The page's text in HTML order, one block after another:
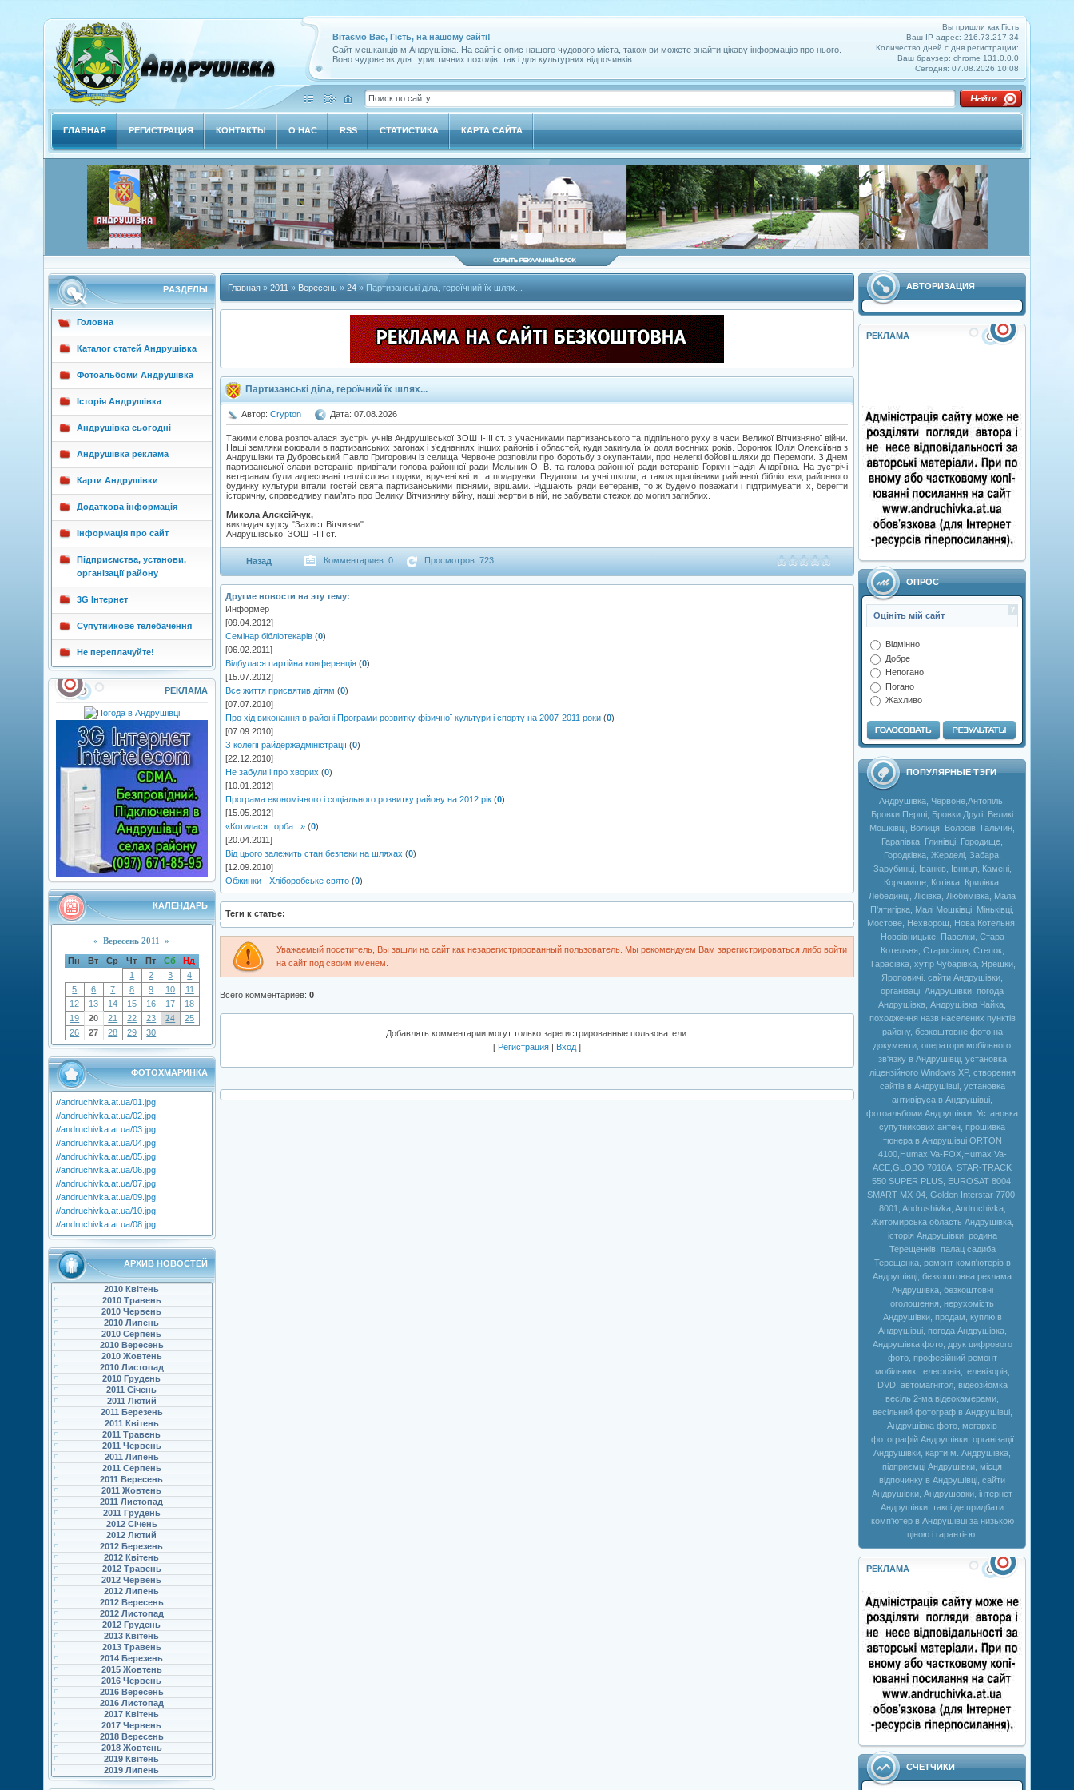
Вы пришли как Гість
Ваш IP адрес: 216.73.217.34
Количество дней с дня регистрации:
Ваш браузер: chrome 131.0.0.0
Сегодня: 07.08.2026 10:08
Вітаємо Вас, Гість, на нашому сайті!
Сайт мешканців м.Андрушівка. На сайті є опис нашого чудового міста, також ви можете знайти цікаву інформацію про нього.
Воно чудове як для туристичних походів, так і для культурних відпочинків.
ГЛАВНАЯ РЕГИСТРАЦИЯ КОНТАКТЫ О НАС RSS СТАТИСТИКА КАРТА САЙТА
РAЗДЕЛЫ
Головна
Каталог статей Андрушівка
Фотоальбоми Андрушівка
Історія Андрушівка
Андрушівка сьогодні
Андрушівка реклама
Карти Андрушівки
Додаткова інформація
Інформація про сайт
Підприємства, установи,
організації району
3G Інтернет
Супутникове телебачення
Не переплачуйте!
РЕКЛАМА
КАЛЕНДАРЬ
« Вересень 2011 »
Пн Вт Ср Чт Пт Сб
Нд
1
2 3
4
5
6 7 8 9 10
11
12
13 14 15 16 17
18
19
20 21 22 23 24
25
26
27 28 29 30
ФОТОХМАРИНКА
//andruchivka.at.ua/01.jpg
//andruchivka.at.ua/02.jpg
//andruchivka.at.ua/03.jpg
//andruchivka.at.ua/04.jpg
//andruchivka.at.ua/05.jpg
//andruchivka.at.ua/06.jpg
//andruchivka.at.ua/07.jpg
//andruchivka.at.ua/09.jpg
//andruchivka.at.ua/10.jpg
//andruchivka.at.ua/08.jpg
АРХИВ НОВОСТЕЙ
2010 Квітень
2010 Травень
2010 Червень
2010 Липень
2010 Серпень
2010 Вересень
2010 Жовтень
2010 Листопад
2010 Грудень
2011 Січень
2011 Лютий
2011 Березень
2011 Квітень
2011 Травень
2011 Червень
2011 Липень
2011 Серпень
2011 Вересень
2011 Жовтень
2011 Листопад
2011 Грудень
2012 Січень
2012 Лютий
2012 Березень
2012 Квітень
2012 Травень
2012 Червень
2012 Липень
2012 Вересень
2012 Листопад
2012 Грудень
2013 Квітень
2013 Травень
2014 Березень
2015 Жовтень
2016 Червень
2016 Вересень
2016 Листопад
2017 Квітень
2017 Червень
2018 Вересень
2018 Жовтень
2019 Квітень
2019 Липень
АВТОРИЗАЦИЯ
РЕКЛАМА
ОПРОС
Оцініть мій сайт
Відмінно
Добре
Непогано
Погано
Жахливо
ПОПУЛЯРНЫЕ ТЭГИ
Андрушівка, Червоне,Антопіль,
Бровки Перші, Бровки Другі, Великі
Мошківці, Волиця, Волосів, Гальчин,
Гарапівка, Глинівці, Городище,
Городківка, Жерделі, Забара,
Зарубинці, Іванків, Івниця, Камені,
Корчмище, Котівка, Крилівка,
Лебединці, Лісівка, Любимівка, Мала
П'ятигірка, Малі Мошківці, Міньківці,
Мостове, Нехворощ, Нова Котельня,
Новоівницьке, Павелки, Стара
Котельня, Старосілля, Степок,
Тарасівка, хутір Чубарівка, Ярешки,
Яроповичі. сайти Андрушівки,
організації Андрушівки, погода
Андрушівка, Андрушівка Чайка,
походження назв населених пунктів
району, безкоштовне фото на
документи, оператори мобільного
зв'язку в Андрушівці, установка
ліцензійного Windows XP, створення
сайтів в Андрушівці, установка
антивіруса в Андрушівці,
фотоальбоми Андрушівки, Установка
супутникових антен, прошивка
тюнера в Андрушівці ORTON
4100,Humax Va-FOX,Нumax Va-
ACE,GLOBO 7010A, STAR-TRACK
550 SUPER PLUS, EUROSAT 8004,
SMART MX-04, Golden Interstar 7700-
8001, Andrushivka, Andruchivka,
Житомирська область Андрушівка,
історія Андрушівки, родина
Терещенків, палац садиба
Терещенка, ремонт комп'ютерів в
Андрушівці, безкоштовна реклама
Андрушівка, безкоштовні
оголошення, нерухомість
Андрушівки, продам, куплю в
Андрушівці, погода Андрушівка,
Андрушівка фото, друк цифрового
фото, професійний ремонт
мобільних телефонів,телевізорів,
DVD, автомагнітол, відеозйомка
весіль 2-ма відеокамерами,
весільний фотограф в Андрушівці,
Андрушівка фото, мегархів
фотографій Андрушівки, організації
Андрушівки, карти м. Андрушівка,
підприємці Андрушівки, місця
відпочинку в Андрушівці, сайти
Андрушівки, Андрушовки, інтернет
Андрушівки, таксі,де придбати
комп'ютер в Андрушівці за низькою
ціною і гарантією.
РЕКЛАМА
СЧЕТЧИКИ
Главная» 2011 » Вересень » 24» Партизанські діла, героїчний їх шлях...
Партизанські діла, героїчний їх шлях...
Автор: Crypton Дата: 07.08.2026
Такими слова розпочалася зустріч учнів Андрушівської ЗОШ І-ІІІ ст. з учасниками партизанського та підпільного руху в часи Великої Вітчизняної війни.
Наші земляки воювали в партизанських загонах і з’єднаннях інших районів і областей, куди закинула їх доля воєнних років. Воронюк Юлія Олексіївна з
Андрушівки та Дубровський Павло Григорович із селища Червоне розповіли про боротьбу з окупантами, про нелегкі бойові шляхи до Перемоги. З Днем
партизанської слави ветеранів привітали голова районної ради Мельник О. В. та голова районної ради ветеранів Горкун Надія Андріївна. На зустрічі
ветеранам були адресовані теплі слова подяки, вручені квіти та подарунки. Педагоги та учні школи, а також працівники районної бібліотеки, районного
будинку культури вітали гостей свята партизанськими піснями, віршами. Рідшають ряди ветеранів, то ж будемо поважати і підтримувати їх, берегти
історичну, справедливу пам’ять про Велику Вітчизняну війну, наші жертви в ній, не забувати стежок до могил загиблих.
Микола Алєксійчук,
викладач курсу "Захист Вітчизни"
Андрушівської ЗОШ І-ІІІ ст.
Назад Комментариев: 0 Просмотров: 723
Другие новости на эту тему:
Информер
[09.04.2012]
Семінар бібліотекарів (0)
[06.02.2011]
Відбулася партійна конференція (0)
[15.07.2012]
Все життя присвятив дітям (0)
[07.07.2010]
Про хід виконання в районі Програми розвитку фізичної культури і спорту на 2007-2011 роки (0)
[07.09.2010]
З колегії райдержадміністрації (0)
[22.12.2010]
Не забули і про хворих (0)
[10.01.2012]
Програма економічного і соціального розвитку району на 2012 рік (0)
[15.05.2012]
«Котилася торба...» (0)
[20.04.2011]
Від цього залежить стан безпеки на шляхах (0)
[12.09.2010]
Обжинки - Хліборобське свято (0)
Теги к статье:
Уважаемый посетитель, Вы зашли на сайт как незарегистрированный пользователь. Мы рекомендуем Вам зарегистрироваться либо войти
на сайт под своим именем.
Всего комментариев: 0
Добавлять комментарии могут только зарегистрированные пользователи.
[ Регистрация | Вход ]